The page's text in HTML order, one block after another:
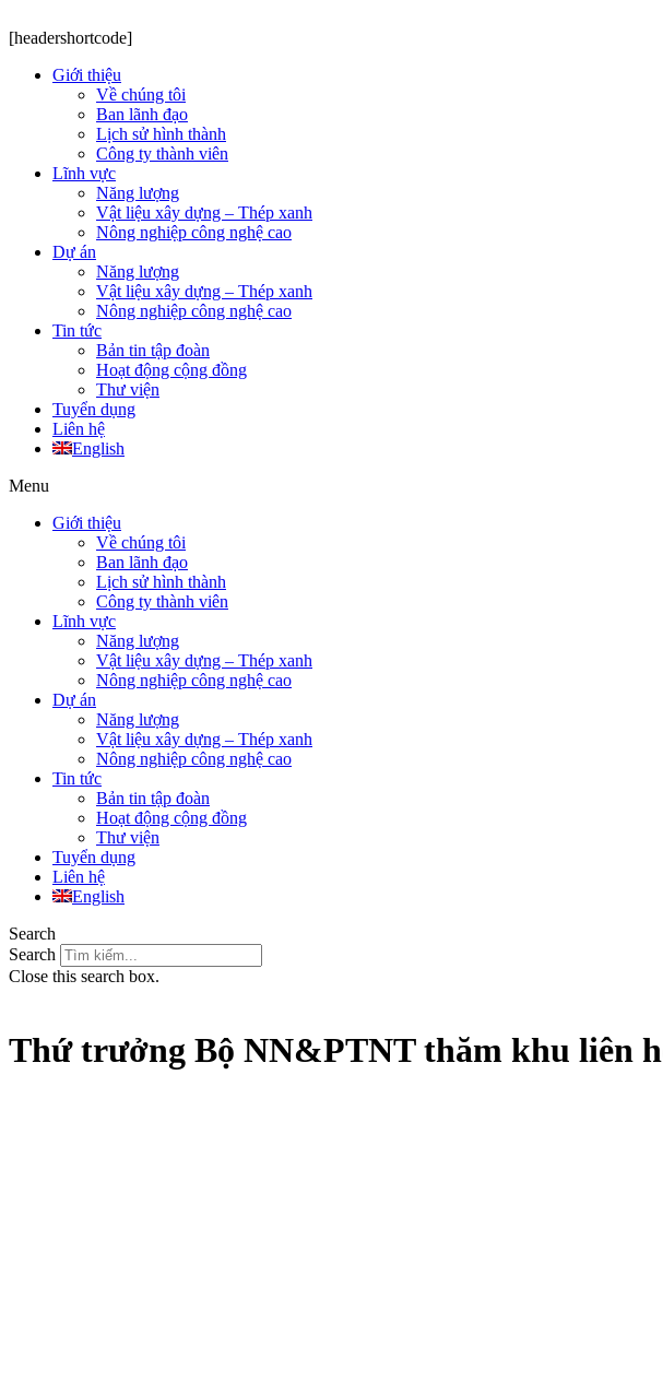
[headershortcode]
Giới thiệu
Về chúng tôi
Ban lãnh đạo
Lịch sử hình thành
Công ty thành viên
Lĩnh vực
Năng lượng
Vật liệu xây dựng – Thép xanh
Nông nghiệp công nghệ cao
Dự án
Năng lượng
Vật liệu xây dựng – Thép xanh
Nông nghiệp công nghệ cao
Tin tức
Bản tin tập đoàn
Hoạt động cộng đồng
Thư viện
Tuyển dụng
Liên hệ
English
Menu
Giới thiệu
Về chúng tôi
Ban lãnh đạo
Lịch sử hình thành
Công ty thành viên
Lĩnh vực
Năng lượng
Vật liệu xây dựng – Thép xanh
Nông nghiệp công nghệ cao
Dự án
Năng lượng
Vật liệu xây dựng – Thép xanh
Nông nghiệp công nghệ cao
Tin tức
Bản tin tập đoàn
Hoạt động cộng đồng
Thư viện
Tuyển dụng
Liên hệ
English
Search
Search
Close this search box.
Thứ trưởng Bộ NN&PTNT thăm khu liên